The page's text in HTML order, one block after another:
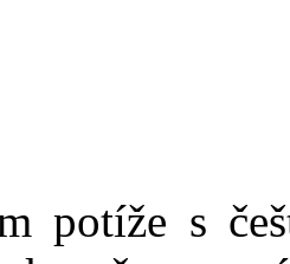
potíže s